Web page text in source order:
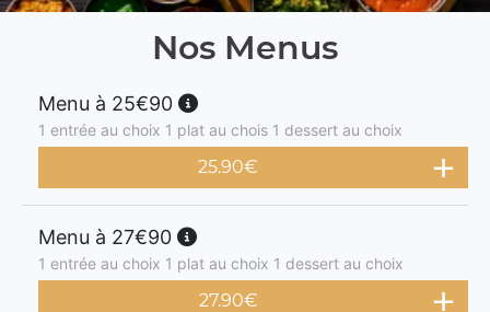
Nos Menus
Menu à 25€90
1 entrée au choix 1 plat au chois 1 dessert au choix
25.90€
Menu à 27€90
1 entrée au choix 1 plat au choix 1 dessert au choix
27.90€